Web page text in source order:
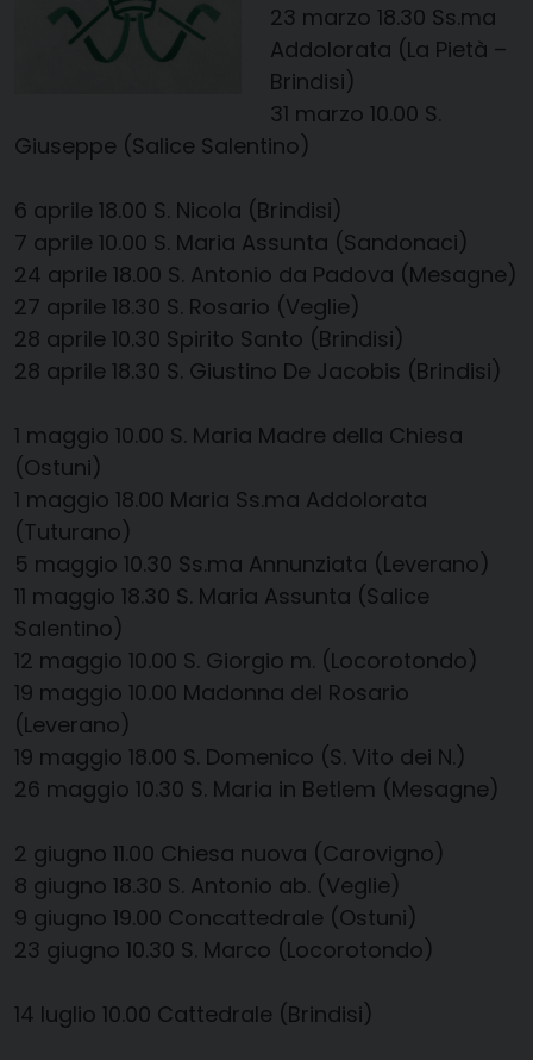
23 marzo 18.30 Ss.ma
Addolorata (La Pietà –
Brindisi)
31 marzo 10.00 S.
Giuseppe (Salice Salentino)
6 aprile 18.00 S. Nicola (Brindisi)
7 aprile 10.00 S. Maria Assunta (Sandonaci)
24 aprile 18.00 S. Antonio da Padova (Mesagne)
27 aprile 18.30 S. Rosario (Veglie)
28 aprile 10.30 Spirito Santo (Brindisi)
28 aprile 18.30 S. Giustino De Jacobis (Brindisi)
1 maggio 10.00 S. Maria Madre della Chiesa
(Ostuni)
1 maggio 18.00 Maria Ss.ma Addolorata
(Tuturano)
5 maggio 10.30 Ss.ma Annunziata (Leverano)
11 maggio 18.30 S. Maria Assunta (Salice
Salentino)
12 maggio 10.00 S. Giorgio m. (Locorotondo)
19 maggio 10.00 Madonna del Rosario
(Leverano)
19 maggio 18.00 S. Domenico (S. Vito dei N.)
26 maggio 10.30 S. Maria in Betlem (Mesagne)
2 giugno 11.00 Chiesa nuova (Carovigno)
8 giugno 18.30 S. Antonio ab. (Veglie)
9 giugno 19.00 Concattedrale (Ostuni)
23 giugno 10.30 S. Marco (Locorotondo)
14 luglio 10.00 Cattedrale (Brindisi)